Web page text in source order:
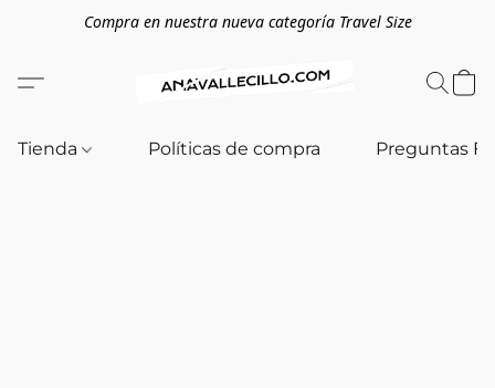
Compra en nuestra nueva categoría Travel Size
Tienda Políticas de compra Preguntas